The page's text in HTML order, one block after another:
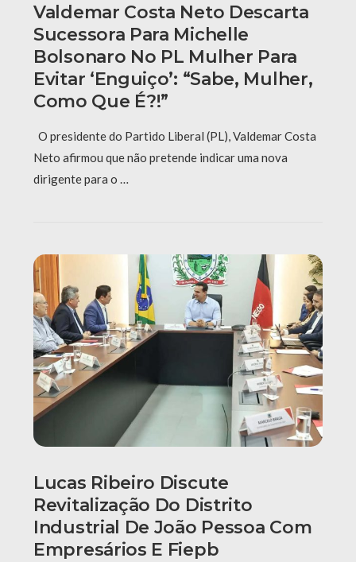
Valdemar Costa Neto Descarta
Sucessora Para Michelle
Bolsonaro No PL Mulher Para
Evitar ‘enguiço’: “Sabe, Mulher,
Como Que É?!”
O presidente do Partido Liberal (PL), Valdemar Costa
Neto afirmou que não pretende indicar uma nova
dirigente para o …
Lucas Ribeiro Discute
Revitalização Do Distrito
Industrial De João Pessoa Com
Empresários E Fiepb